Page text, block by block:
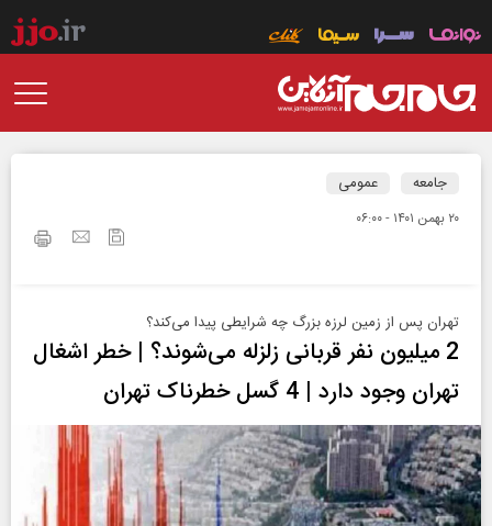
جامعه عمومی
۲۰ بهمن ۱۴۰۱ - ۰۶:۰۰
تهران پس از زمین لرزه بزرگ چه شرایطی پیدا می‌کند؟
2 میلیون نفر قربانی زلزله می‌شوند؟ | خطر اشغال
تهران وجود دارد | 4 گسل خطرناک ‌تهران